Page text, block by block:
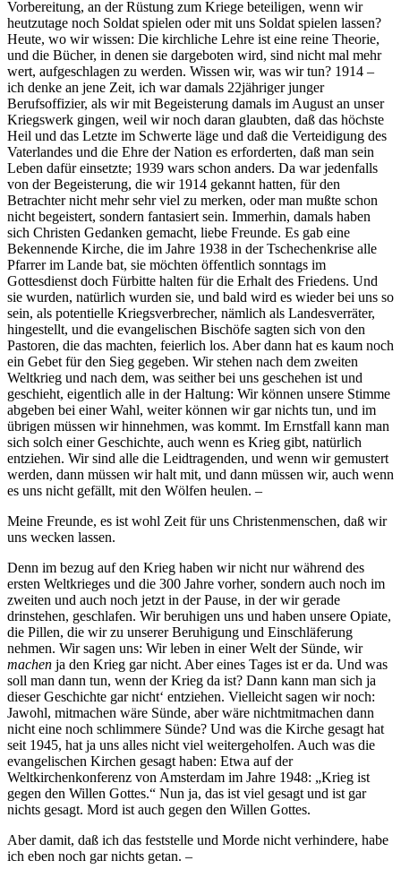
Vorbereitung, an der Rüstung zum Kriege beteiligen, wenn wir
heutzutage noch Soldat spielen oder mit uns Soldat spielen lassen?
Heute, wo wir wissen: Die kirchliche Lehre ist eine reine Theorie,
und die Bücher, in denen sie dargeboten wird, sind nicht mal mehr
wert, aufgeschlagen zu werden. Wissen wir, was wir tun? 1914 –
ich denke an jene Zeit, ich war damals 22jähriger junger
Berufsoffizier, als wir mit Begeisterung damals im August an unser
Kriegswerk gingen, weil wir noch daran glaubten, daß das höchste
Heil und das Letzte im Schwerte läge und daß die Verteidigung des
Vaterlandes und die Ehre der Nation es erforderten, daß man sein
Leben dafür einsetzte; 1939 wars schon anders. Da war jedenfalls
von der Begeisterung, die wir 1914 gekannt hatten, für den
Betrachter nicht mehr sehr viel zu merken, oder man mußte schon
nicht begeistert, sondern fantasiert sein. Immerhin, damals haben
sich Christen Gedanken gemacht, liebe Freunde. Es gab eine
Bekennende Kirche, die im Jahre 1938 in der Tschechenkrise alle
Pfarrer im Lande bat, sie möchten öffentlich sonntags im
Gottesdienst doch Fürbitte halten für die Erhalt des Friedens. Und
sie wurden, natürlich wurden sie, und bald wird es wieder bei uns so
sein, als potentielle Kriegsverbrecher, nämlich als Landesverräter,
hingestellt, und die evangelischen Bischöfe sagten sich von den
Pastoren, die das machten, feierlich los. Aber dann hat es kaum noch
ein Gebet für den Sieg gegeben. Wir stehen nach dem zweiten
Weltkrieg und nach dem, was seither bei uns geschehen ist und
geschieht, eigentlich alle in der Haltung: Wir können unsere Stimme
abgeben bei einer Wahl, weiter können wir gar nichts tun, und im
übrigen müssen wir hinnehmen, was kommt. Im Ernstfall kann man
sich solch einer Geschichte, auch wenn es Krieg gibt, natürlich
entziehen. Wir sind alle die Leidtragenden, und wenn wir gemustert
werden, dann müssen wir halt mit, und dann müssen wir, auch wenn
es uns nicht gefällt, mit den Wölfen heulen. –
Meine Freunde, es ist wohl Zeit für uns Christenmenschen, daß wir
uns wecken lassen.
Denn im bezug auf den Krieg haben wir nicht nur während des
ersten Weltkrieges und die 300 Jahre vorher, sondern auch noch im
zweiten und auch noch jetzt in der Pause, in der wir gerade
drinstehen, geschlafen. Wir beruhigen uns und haben unsere Opiate,
die Pillen, die wir zu unserer Beruhigung und Einschläferung
nehmen. Wir sagen uns: Wir leben in einer Welt der Sünde, wir
machen ja den Krieg gar nicht. Aber eines Tages ist er da. Und was
soll man dann tun, wenn der Krieg da ist? Dann kann man sich ja
dieser Geschichte gar nicht‘ entziehen. Vielleicht sagen wir noch:
Jawohl, mitmachen wäre Sünde, aber wäre nichtmitmachen dann
nicht eine noch schlimmere Sünde? Und was die Kirche gesagt hat
seit 1945, hat ja uns alles nicht viel weitergeholfen. Auch was die
evangelischen Kirchen gesagt haben: Etwa auf der
Weltkirchenkonferenz von Amsterdam im Jahre 1948: „Krieg ist
gegen den Willen Gottes.“ Nun ja, das ist viel gesagt und ist gar
nichts gesagt. Mord ist auch gegen den Willen Gottes.
Aber damit, daß ich das feststelle und Morde nicht verhindere, habe
ich eben noch gar nichts getan. –